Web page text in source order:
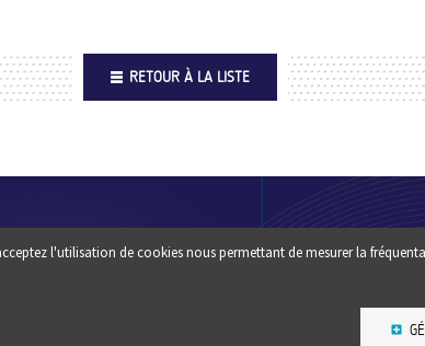
RETOUR À LA LISTE
Une question ? un conseil :
Footer
QUI
l'utilisation de cookies nous permettant de mesurer la